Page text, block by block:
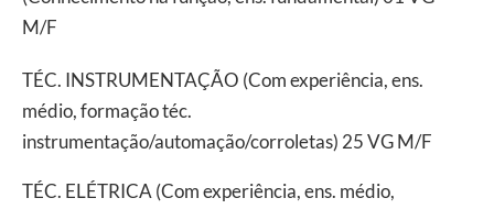
M/F
TÉC. INSTRUMENTAÇÃO (Com experiência, ens.
médio, formação téc.
instrumentação/automação/corroletas) 25 VG M/F
TÉC. ELÉTRICA (Com experiência, ens. médio,